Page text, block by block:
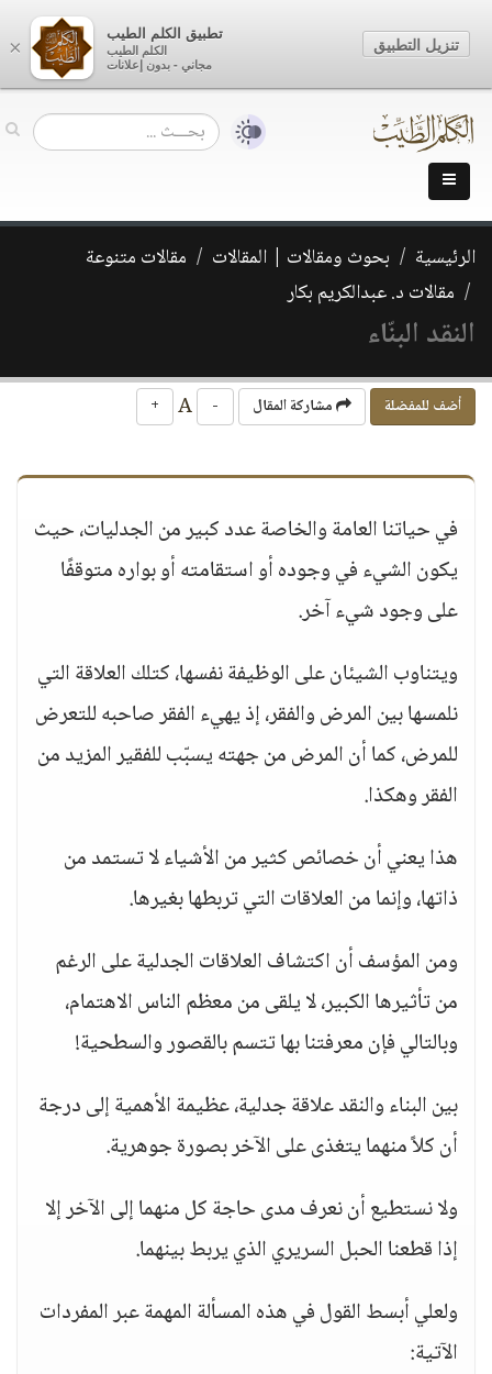
الرئيسية بحوث ومقالات | المقالات
مقالات متنوعة
مقالات د. عبدالكريم بكار
النقد البنّاء
أضف للمفضلة مشاركة المقال -
+
في حياتنا العامة والخاصة عدد كبير من الجدليات، حيث
يكون الشيء في وجوده أو استقامته أو بواره متوقفًا
على وجود شيء آخر.
ويتناوب الشيئان على الوظيفة نفسها، كتلك العلاقة التي
نلمسها بين المرض والفقر، إذ يهيء الفقر صاحبه للتعرض
للمرض، كما أن المرض من جهته يسبّب للفقير المزيد من
الفقر وهكذا.
هذا يعني أن خصائص كثير من الأشياء لا تستمد من
ذاتها، وإنما من العلاقات التي تربطها بغيرها.
ومن المؤسف أن اكتشاف العلاقات الجدلية على الرغم
من تأثيرها الكبير، لا يلقى من معظم الناس الاهتمام،
وبالتالي فإن معرفتنا بها تتسم بالقصور والسطحية!
بين البناء والنقد علاقة جدلية، عظيمة الأهمية إلى درجة
أن كلاً منهما يتغذى على الآخر بصورة جوهرية.
ولا نستطيع أن نعرف مدى حاجة كل منهما إلى الآخر إلا
إذا قطعنا الحبل السريري الذي يربط بينهما.
ولعلي أبسط القول في هذه المسألة المهمة عبر المفردات
الآتية:
×
تطبيق الكلم الطيب
الكلم الطيب
مجاني - بدون إعلانات
تنزيل التطبيق